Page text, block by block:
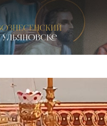
собор в